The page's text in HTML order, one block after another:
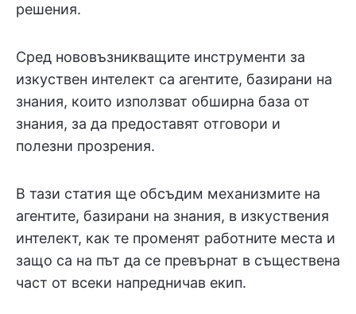
решения.
Сред нововъзникващите инструменти за
изкуствен интелект са агентите, базирани на
знания, които използват обширна база от
знания, за да предоставят отговори и
полезни прозрения.
В тази статия ще обсъдим механизмите на
агентите, базирани на знания, в изкуствения
интелект, как те променят работните места и
защо са на път да се превърнат в съществена
част от всеки напредничав екип.